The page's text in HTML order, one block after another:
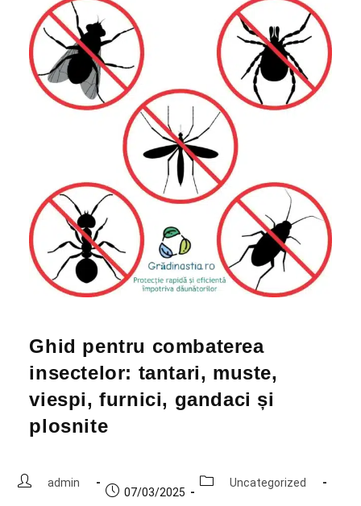
Ghid pentru combaterea
insectelor: tantari, muste,
viespi, furnici, gandaci și
plosnite
admin
07/03/2025
Uncategorized